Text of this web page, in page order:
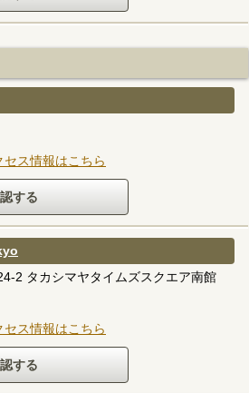
ス情報はこちら
2 タカシマヤタイムズスクエア南館
ス情報はこちら